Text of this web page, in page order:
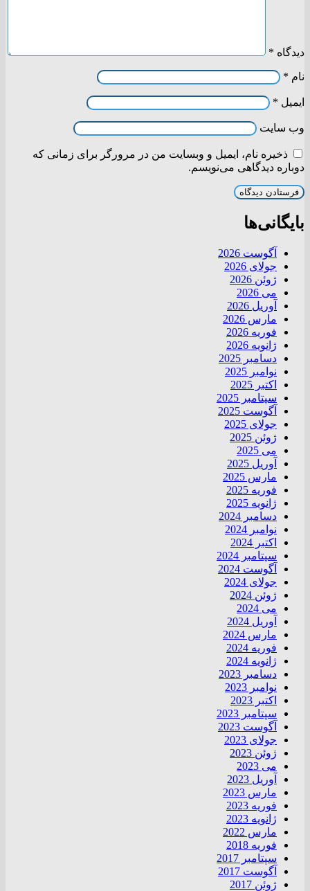
دیدگاه *
نام *
ایمیل *
وب‌ سایت
ذخیره نام، ایمیل و وبسایت من در مرورگر برای زمانی که
دوباره دیدگاهی می‌نویسم.
بایگانی‌ها
آگوست 2026
جولای 2026
ژوئن 2026
می 2026
آوریل 2026
مارس 2026
فوریه 2026
ژانویه 2026
دسامبر 2025
نوامبر 2025
اکتبر 2025
سپتامبر 2025
آگوست 2025
جولای 2025
ژوئن 2025
می 2025
آوریل 2025
مارس 2025
فوریه 2025
ژانویه 2025
دسامبر 2024
نوامبر 2024
اکتبر 2024
سپتامبر 2024
آگوست 2024
جولای 2024
ژوئن 2024
می 2024
آوریل 2024
مارس 2024
فوریه 2024
ژانویه 2024
دسامبر 2023
نوامبر 2023
اکتبر 2023
سپتامبر 2023
آگوست 2023
جولای 2023
ژوئن 2023
می 2023
آوریل 2023
مارس 2023
فوریه 2023
ژانویه 2023
مارس 2022
فوریه 2018
سپتامبر 2017
آگوست 2017
ژوئن 2017